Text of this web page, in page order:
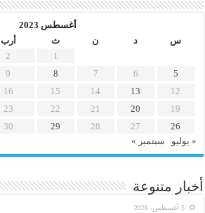
أغسطس 2023
س
د ن ث أرب
1
2
5
6
7
8
9
12
13
14
15
16
19
20
21
22
23
26
27
28
29
30
« يوليو
سبتمبر »
أخبار متنوعة
5 أغسطس، 2026